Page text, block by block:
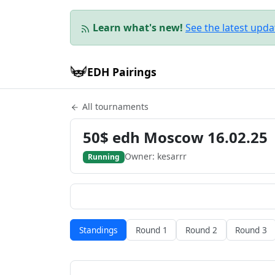
Learn what's new! See the latest
EDH Pairings
All tournaments
50$ edh Moscow 16.02.25
Running Owner: kesarrr
Standings Round 1 Round 2 Round 3